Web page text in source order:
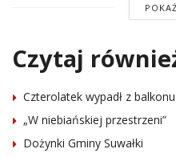
Czytaj
Czterolatek wypadł z balkonu
„W niebiańskiej przestrzeni”
Dożynki Gminy Suwałki